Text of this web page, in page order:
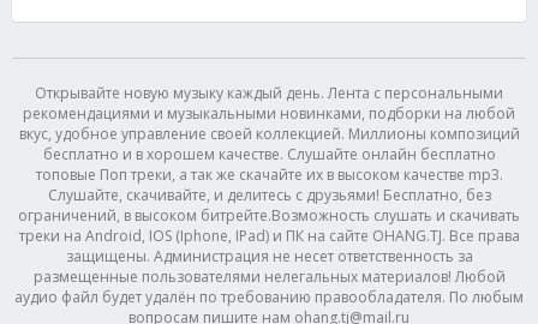
Открывайте новую музыку каждый день. Лента с персональными
рекомендациями и музыкальными новинками, подборки на любой
вкус, удобное управление своей коллекцией. Миллионы композиций
бесплатно и в хорошем качестве. Слушайте онлайн бесплатно
топовые Поп треки, а так же скачайте их в высоком качестве mp3.
Слушайте, скачивайте, и делитесь с друзьями! Бесплатно, без
ограничений, в высоком битрейте.Возможность слушать и скачивать
треки на Android, IOS (Iphone, IPad) и ПК на сайте OHANG.TJ. Все права
защищены. Администрация не несет ответственность за
размещенные пользователями нелегальных материалов! Любой
аудио файл будет удалён по требованию правообладателя. По любым
вопросам пишите нам ohang.tj@mail.ru